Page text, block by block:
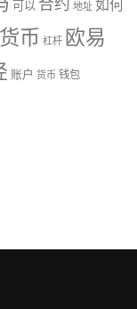
可以 地址 如何
币 杠杆 欧易
账户 货币 钱包